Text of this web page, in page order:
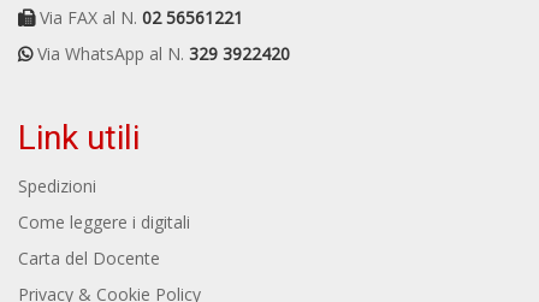
Via FAX al N. 02 56561221
Via WhatsApp al N. 329 3922420
Link utili
Spedizioni
Come leggere i digitali
Carta del Docente
Privacy & Cookie Policy